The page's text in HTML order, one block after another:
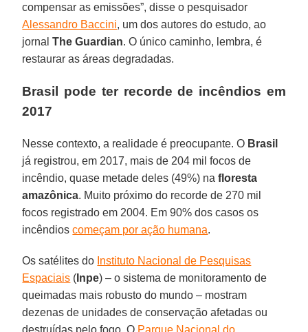
compensar as emissões”, disse o pesquisador
Alessandro Baccini, um dos autores do estudo, ao
jornalThe Guardian. O único caminho, lembra, é
restaurar as áreas degradadas.
Brasil pode ter recorde de incêndios em
2017
Nesse contexto, a realidade é preocupante. O Brasil
já registrou, em 2017, mais de 204 mil focos de
incêndio, quase metade deles (49%) nafloresta
amazônica. Muito próximo do recorde de 270 mil
focos registrado em 2004. Em 90% dos casos os
incêndioscomeçam por ação humana.
Os satélites do Instituto Nacional de Pesquisas
Espaciais ( Inpe) – o sistema de monitoramento de
queimadas mais robusto do mundo – mostram
dezenas de unidades de conservação afetadas ou
destruídas pelo fogo. O Parque Nacional do